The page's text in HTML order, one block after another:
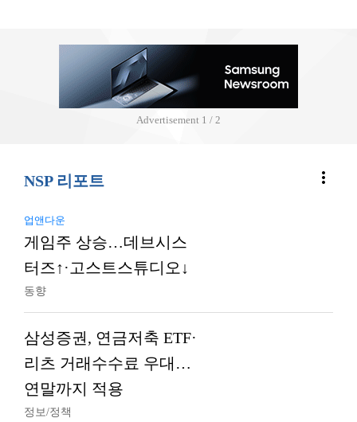
Advertisement 2 / 2
NSP 리포트 more_vert
업앤다운
게임주 상승…데브시스
터즈↑·고스트스튜디오↓
동향
삼성증권, 연금저축 ETF·
리츠 거래수수료 우대…
연말까지 적용
정보/정책